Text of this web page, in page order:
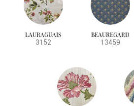
LAURAGUAIS
3152
BEAUREGARD
13459